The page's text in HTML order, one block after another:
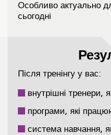
Особливо актуально
сьогодні
Після тренінгу у вас:
внутрішні тренери,
програми, які
система навчання,